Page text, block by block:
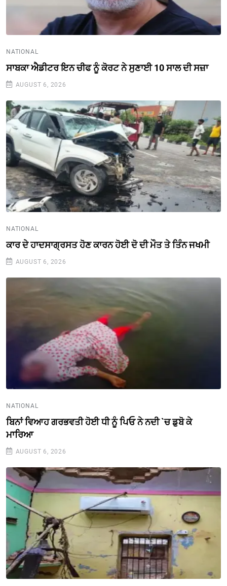
NATIONAL
ਸਾਬਕਾ ਐਡੀਟਰ ਇਨ ਚੀਫ ਨੂੰ ਕੋਰਟ ਨੇ ਸੁਣਾਈ 10 ਸਾਲ ਦੀ ਸਜ਼ਾ
AUGUST 6, 2026
NATIONAL
ਕਾਰ ਦੇ ਹਾਦਸਾਗ੍ਰਸਤ ਹੋਣ ਕਾਰਨ ਹੋਈ ਦੋ ਦੀ ਮੌਤ ਤੇ ਤਿੰਨ ਜਖਮੀ
AUGUST 6, 2026
NATIONAL
ਬਿਨਾਂ ਵਿਆਹ ਗਰਭਵਤੀ ਹੋਈ ਧੀ ਨੂੰ ਪਿਓ ਨੇ ਨਦੀ `ਚ ਡੁਬੋ ਕੇ
ਮਾਰਿਆ
AUGUST 6, 2026